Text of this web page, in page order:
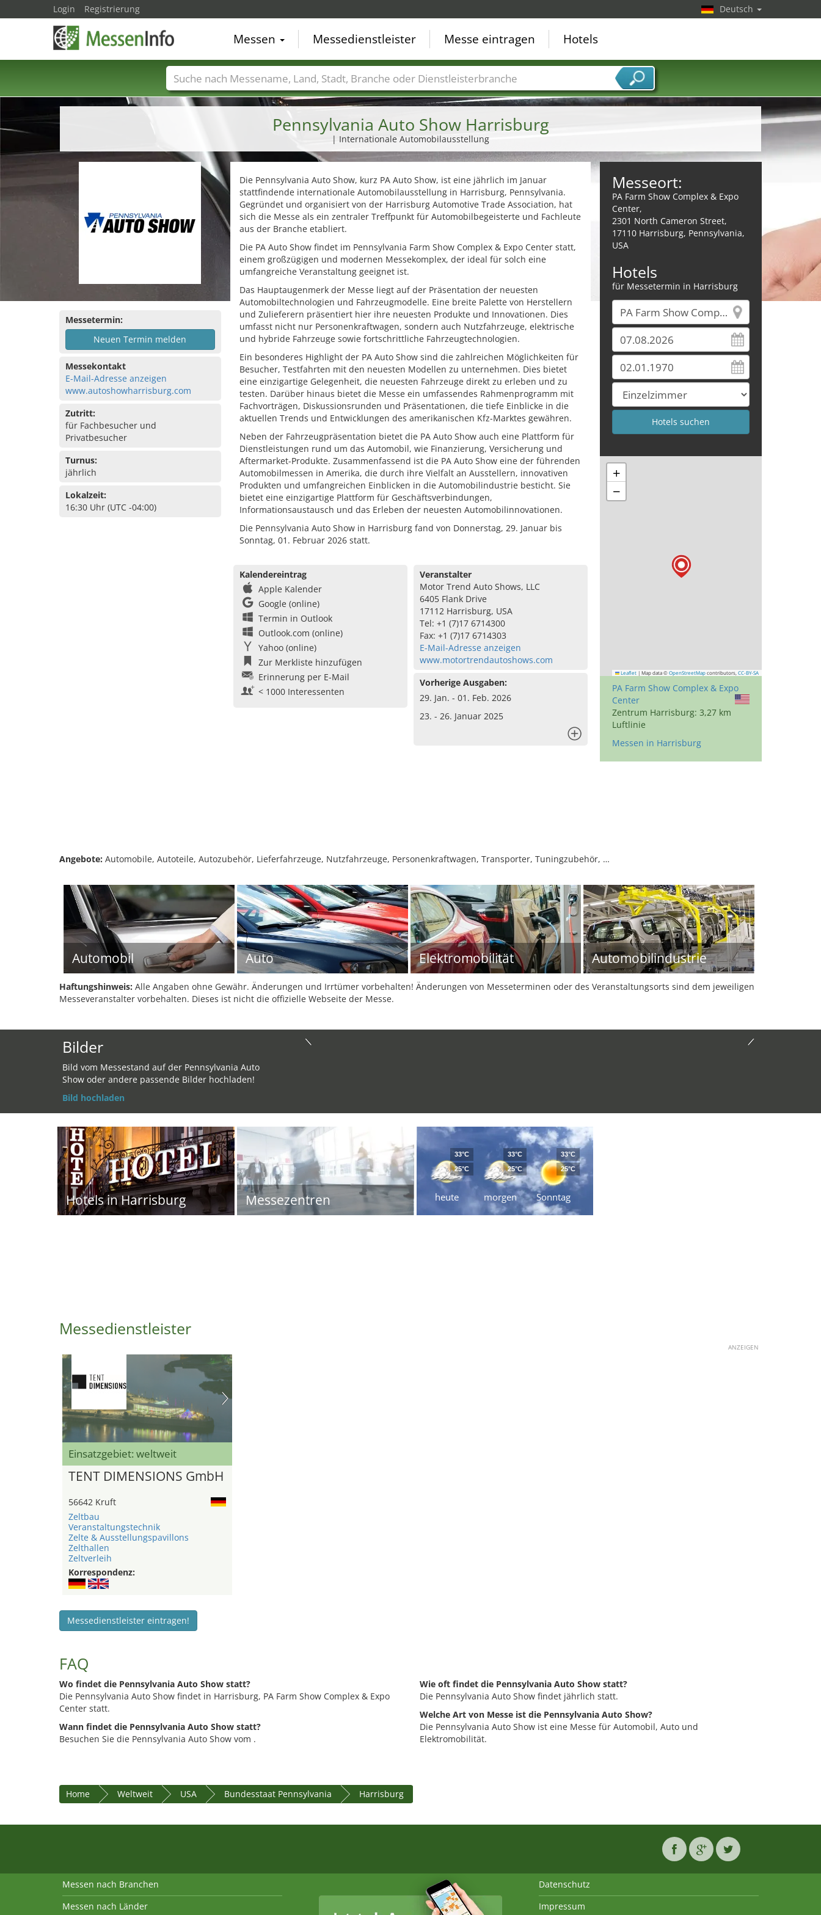
Pennsylvania Auto Show Harrisburg
| Internationale Automobilausstellung
Messetermin:
Neuen Termin melden
Messekontakt
E-Mail-Adresse anzeigen
www.autoshowharrisburg.com
Zutritt:
für Fachbesucher und
Privatbesucher
Turnus:
jährlich
Lokalzeit:
16:30 Uhr (UTC -04:00)
Die Pennsylvania Auto Show, kurz PA Auto Show, ist eine jährlich im Januar
stattfindende internationale Automobilausstellung in Harrisburg, Pennsylvania.
Gegründet und organisiert von der Harrisburg Automotive Trade Association, hat
sich die Messe als ein zentraler Treffpunkt für Automobilbegeisterte und Fachleute
aus der Branche etabliert.
Die PA Auto Show findet im Pennsylvania Farm Show Complex & Expo Center statt,
einem großzügigen und modernen Messekomplex, der ideal für solch eine
umfangreiche Veranstaltung geeignet ist.
Das Hauptaugenmerk der Messe liegt auf der Präsentation der neuesten
Automobiltechnologien und Fahrzeugmodelle. Eine breite Palette von Herstellern
und Zulieferern präsentiert hier ihre neuesten Produkte und Innovationen. Dies
umfasst nicht nur Personenkraftwagen, sondern auch Nutzfahrzeuge, elektrische
und hybride Fahrzeuge sowie fortschrittliche Fahrzeugtechnologien.
Ein besonderes Highlight der PA Auto Show sind die zahlreichen Möglichkeiten für
Besucher, Testfahrten mit den neuesten Modellen zu unternehmen. Dies bietet
eine einzigartige Gelegenheit, die neuesten Fahrzeuge direkt zu erleben und zu
testen. Darüber hinaus bietet die Messe ein umfassendes Rahmenprogramm mit
Fachvorträgen, Diskussionsrunden und Präsentationen, die tiefe Einblicke in die
aktuellen Trends und Entwicklungen des amerikanischen Kfz-Marktes gewähren.
Neben der Fahrzeugpräsentation bietet die PA Auto Show auch eine Plattform für
Dienstleistungen rund um das Automobil, wie Finanzierung, Versicherung und
Aftermarket-Produkte. Zusammenfassend ist die PA Auto Show eine der führenden
Automobilmessen in Amerika, die durch ihre Vielfalt an Ausstellern, innovativen
Produkten und umfangreichen Einblicken in die Automobilindustrie besticht. Sie
bietet eine einzigartige Plattform für Geschäftsverbindungen,
Informationsaustausch und das Erleben der neuesten Automobilinnovationen.
Die Pennsylvania Auto Show in Harrisburg fand von Donnerstag, 29. Januar bis
Sonntag, 01. Februar 2026 statt.
Kalendereintrag
Apple Kalender
Google (online)
Termin in Outlook
Outlook.com (online)
Yahoo (online)
Zur Merkliste hinzufügen
Erinnerung per E-Mail
< 1000 Interessenten
Veranstalter
Motor Trend Auto Shows, LLC
6405 Flank Drive
17112 Harrisburg, USA
Tel: +1 (7)17 6714300
Fax: +1 (7)17 6714303
E-Mail-Adresse anzeigen
www.motortrendautoshows.com
Vorherige Ausgaben:
29. Jan. - 01. Feb. 2026
23. - 26. Januar 2025
Messeort:
PA Farm Show Complex & Expo
Center,
2301 North Cameron Street,
17110 Harrisburg, Pennsylvania,
USA
Hotels
für Messetermin in Harrisburg
+
−
Leaflet | Map data © OpenStreetMap contributors, CC-BY-SA
PA Farm Show Complex & Expo
Center
Zentrum Harrisburg: 3,27 km
Luftlinie
Messen in Harrisburg
Angebote: Automobile, Autoteile, Autozubehör, Lieferfahrzeuge, Nutzfahrzeuge, Personenkraftwagen, Transporter, Tuningzubehör, …
Automobil Auto Elektromobilität Automobilindustrie
Haftungshinweis: Alle Angaben ohne Gewähr. Änderungen und Irrtümer vorbehalten! Änderungen von Messeterminen oder des Veranstaltungsorts sind dem jeweiligen
Messeveranstalter vorbehalten. Dieses ist nicht die offizielle Webseite der Messe.
Bilder
Bild vom Messestand auf der Pennsylvania Auto
Show oder andere passende Bilder hochladen!
Bild hochladen
Hotels in Harrisburg Messezentren heute
33°C
25°C
morgen
33°C
25°C
Sonntag
33°C
25°C
Messedienstleister
ANZEIGEN
Einsatzgebiet: weltweit
TENT DIMENSIONS GmbH
56642 Kruft
Zeltbau
Veranstaltungstechnik
Zelte & Ausstellungspavillons
Zelthallen
Zeltverleih
Korrespondenz:
Messedienstleister eintragen!
FAQ
Wo findet die Pennsylvania Auto Show statt?
Die Pennsylvania Auto Show findet in Harrisburg, PA Farm Show Complex & Expo
Center statt.
Wann findet die Pennsylvania Auto Show statt?
Besuchen Sie die Pennsylvania Auto Show vom .
Wie oft findet die Pennsylvania Auto Show statt?
Die Pennsylvania Auto Show findet jährlich statt.
Welche Art von Messe ist die Pennsylvania Auto Show?
Die Pennsylvania Auto Show ist eine Messe für Automobil, Auto und
Elektromobilität.
Home Weltweit USA Bundesstaat Pennsylvania Harrisburg
Login Registrierung Deutsch
Messen Messedienstleister Messe eintragen Hotels
Messenamen Länder Städte Branchen Dienstleisterbranchen
Messen nach Branchen
Messen nach Länder
Datenschutz
Impressum